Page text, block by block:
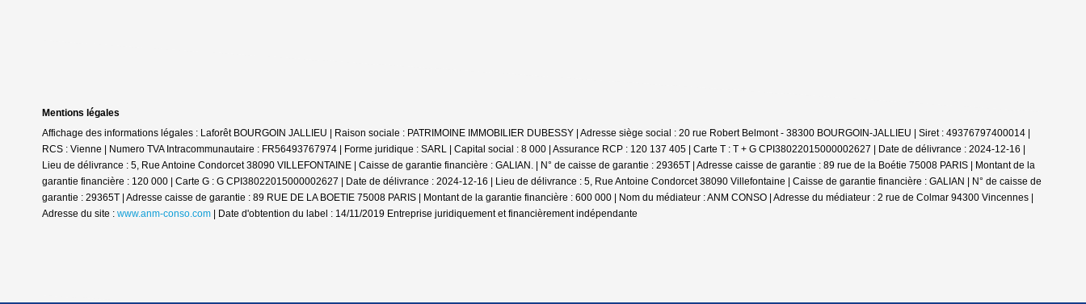
Mentions légales
Affichage des informations légales : Laforêt BOURGOIN JALLIEU | Raison sociale : PATRIMOINE IMMOBILIER DUBESSY | Adresse siège social : 20 rue Robert Belmont - 38300 BOURGOIN-JALLIEU | Siret : 49376797400014 |
RCS : Vienne | Numero TVA Intracommunautaire : FR56493767974 | Forme juridique : SARL | Capital social : 8 000 | Assurance RCP : 120 137 405 | Carte T : T + G CPI38022015000002627 | Date de délivrance : 2024-12-16 |
Lieu de délivrance : 5, Rue Antoine Condorcet 38090 VILLEFONTAINE | Caisse de garantie financière : GALIAN. | N° de caisse de garantie : 29365T | Adresse caisse de garantie : 89 rue de la Boétie 75008 PARIS | Montant de la
garantie financière : 120 000 | Carte G : G CPI38022015000002627 | Date de délivrance : 2024-12-16 | Lieu de délivrance : 5, Rue Antoine Condorcet 38090 Villefontaine | Caisse de garantie financière : GALIAN | N° de caisse de
garantie : 29365T | Adresse caisse de garantie : 89 RUE DE LA BOETIE 75008 PARIS | Montant de la garantie financière : 600 000 | Nom du médiateur : ANM CONSO | Adresse du médiateur : 2 rue de Colmar 94300 Vincennes |
Adresse du site : www.anm-conso.com | Date d'obtention du label : 14/11/2019 Entreprise juridiquement et financièrement indépendante